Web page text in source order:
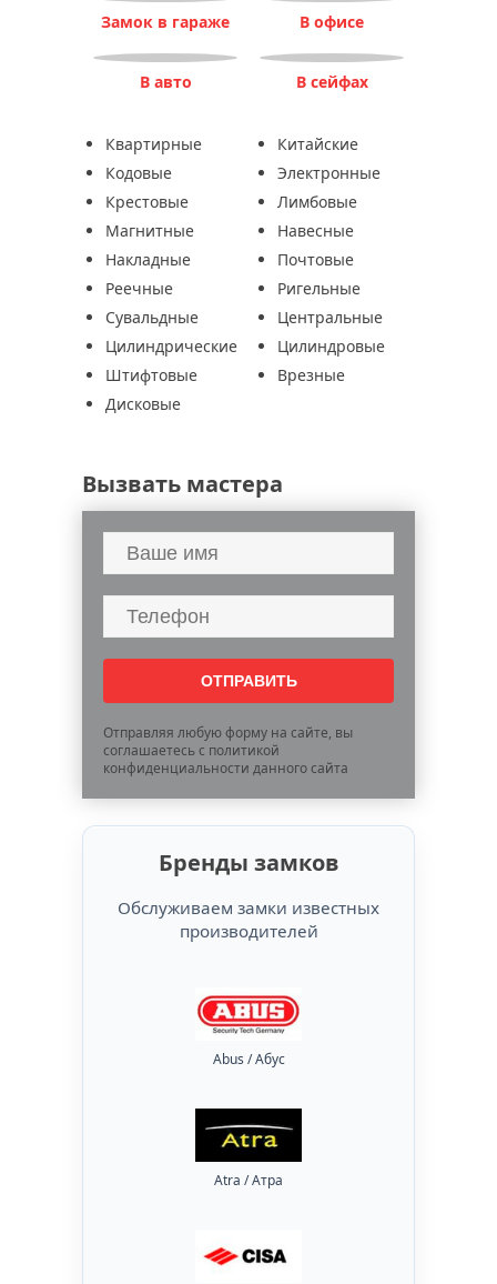
Замок в гараже В офисе
В авто В сейфах
Квартирные
Китайские
Кодовые
Электронные
Крестовые
Лимбовые
Магнитные
Навесные
Накладные
Почтовые
Реечные
Ригельные
Сувальдные
Центральные
Цилиндрические
Цилиндровые
Штифтовые
Врезные
Дисковые
Вызвать мастера
Отправляя любую форму на сайте, вы
соглашаетесь с политикой
конфиденциальности данного сайта
Бренды замков
Обслуживаем замки известных
производителей
Abus / Абус
Atra / Атра